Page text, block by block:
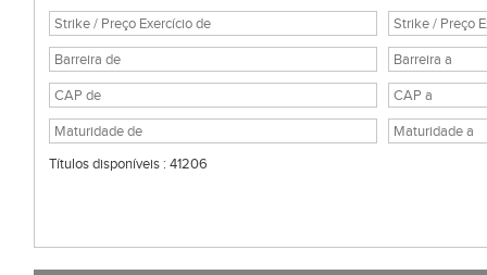
Títulos disponíveis : 41206